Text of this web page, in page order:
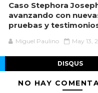
Caso Stephora
avanzando con
pruebas y
Miguel Paulino May 13,
DISQUS
NO HAY